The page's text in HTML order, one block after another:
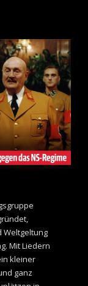
Weltgeltung
Mit Liedern
kleiner
ganz